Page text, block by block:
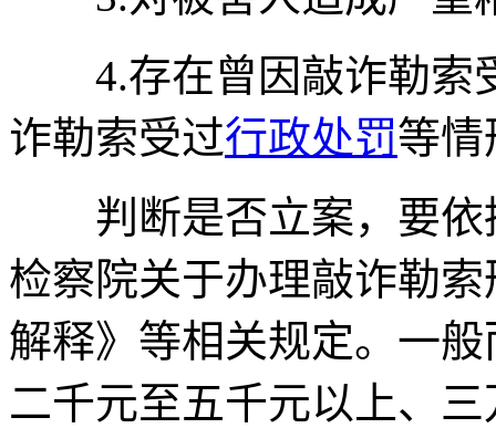
4.存在曾因敲诈勒索
诈勒索受过行政处罚等情
判断是否立案，要依
检察院关于办理敲诈勒
解释》等相关规定。一
二千元至五千元以上、